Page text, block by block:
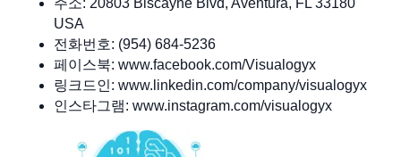
USA
전화번호: (954) 684-5236
페이스북: www.facebook.com/Visualogyx
링크드인: www.linkedin.com/company/visualogyx
인스타그램: www.instagram.com/visualogyx